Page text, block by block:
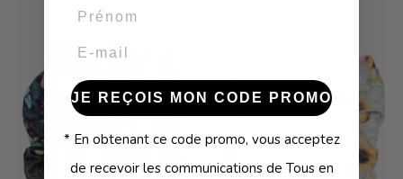
JE REÇOIS MON CODE PROMO
* En obtenant ce code promo, vous acceptez
de recevoir les communications de Tous en